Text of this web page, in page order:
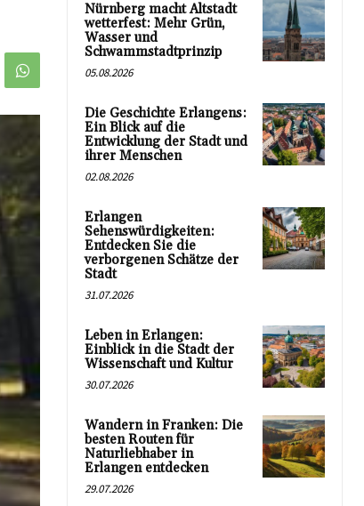
Nürnberg macht Altstadt
wetterfest: Mehr Grün,
Wasser und
Schwammstadtprinzip
05.08.2026
Die Geschichte Erlangens:
Ein Blick auf die
Entwicklung der Stadt und
ihrer Menschen
02.08.2026
Erlangen
Sehenswürdigkeiten:
Entdecken Sie die
verborgenen Schätze der
Stadt
31.07.2026
Leben in Erlangen:
Einblick in die Stadt der
Wissenschaft und Kultur
30.07.2026
Wandern in Franken: Die
besten Routen für
Naturliebhaber in
Erlangen entdecken
29.07.2026